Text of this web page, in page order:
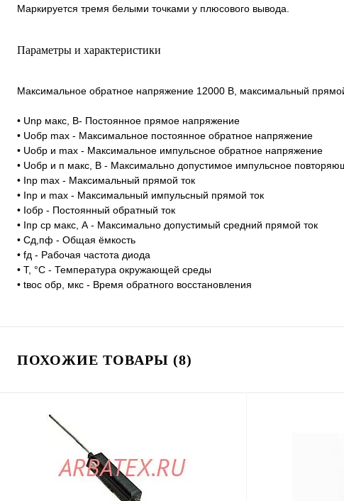
Маркируется тремя белыми точками у плюсового вывода.
Параметры и характеристики
Максимальное обратное напряжение 12000 В, максимальный
• Unp макс, В- Постоянное прямое напряжение
• Uoбp max - Максимальное постоянное обратное напряжение
• Uoбp и max - Максимальное импульсное обратное напряжение
• Uобр и п макс, В - Максимально допустимое импульсное
• Inp max - Максимальный прямой ток
• Inp и max - Максимальный импульсный прямой ток
• Ioбp - Постоянный обратный ток
• Iпр ср макс, А - Максимально допустимый средний прямой ток
• Cд,пф - Общая ёмкость
• fд - Рабочая частота диода
• T, °C - Температура окружающей среды
• tвoc обр, мкс - Время обратного восстановления
ПОХОЖИЕ ТОВАРЫ (8)